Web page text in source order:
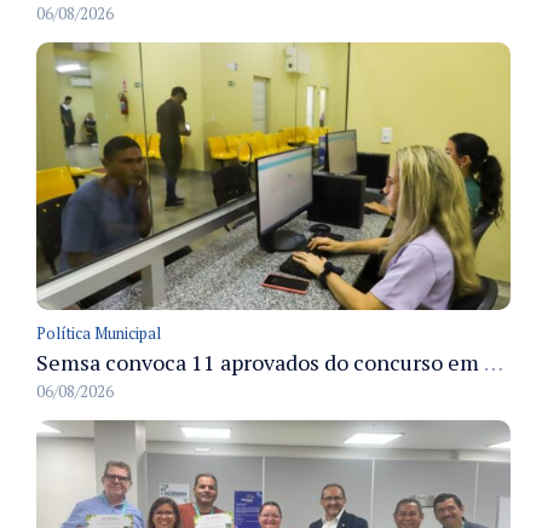
06/08/2026
Política Municipal
Semsa convoca 11 aprovados do concurso em Manaus para apresentação e posse até 3/9
06/08/2026